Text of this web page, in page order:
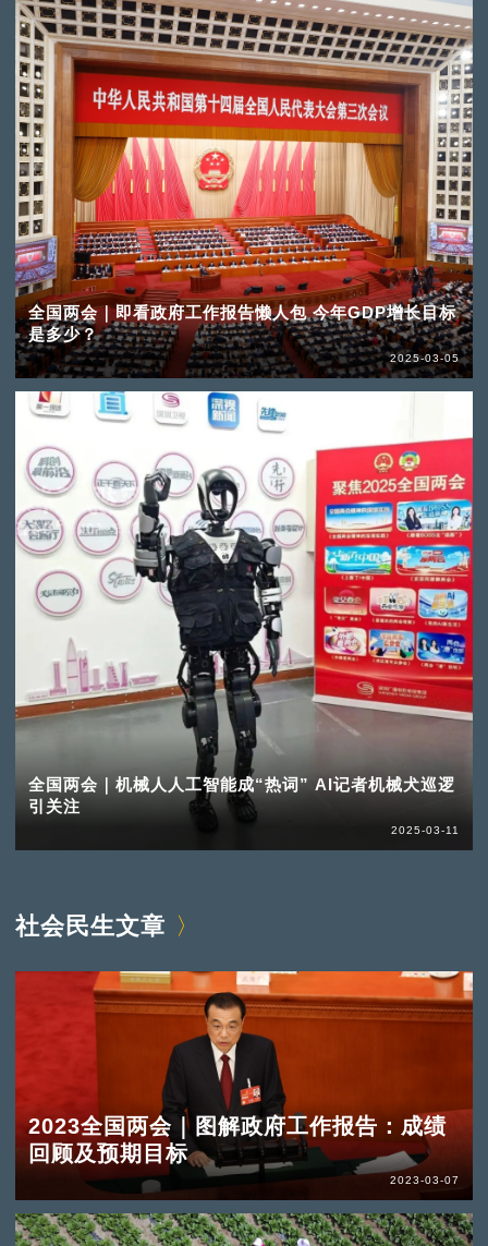
全国两会｜即看政府工作报告懒人包 今年GDP增长目标
是多少？
2025-03-05
全国两会｜机械人人工智能成“热词” AI记者机械犬巡逻
引关注
2025-03-11
社会民生文章
2023全国两会｜图解政府工作报告：成绩
回顾及预期目标
2023-03-07